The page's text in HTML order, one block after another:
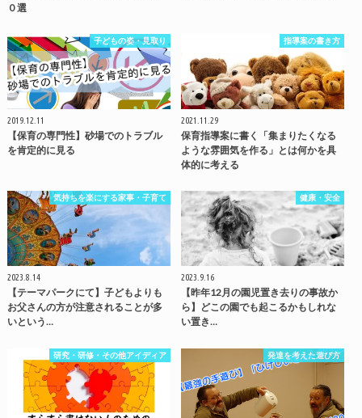
０選
子どもの姿・見取り
2019.12.11
【保育の専門性】砂場でのトラブル
を肯定的に見る
指導案の書き方
2021.11.29
保育指導案に書く「集まりたくなる
ような雰囲気を作る」とは何かを具
体的に考える
気持ちを楽にする家事・子育て
2023.8.14
【テーマパークにて】子どもよりも
お父さんの方が注意されることが多
いという…
健康・安全
2023.9.16
【昨年12月の園児置き去りの事故か
ら】どこの園でも起こるかもしれな
い置き…
研究・研修・その他アイディア 発達を考えた遊び方